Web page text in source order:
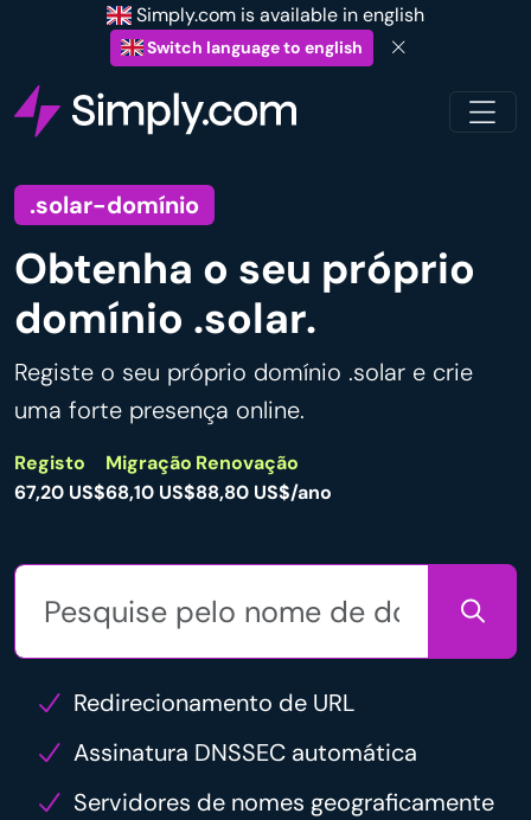
Simply.com is available in english
Switch language to english
.solar-domínio
Obtenha o seu próprio
domínio .solar.
Registe o seu próprio domínio .solar e crie
uma forte presença online.
Registo
67,20 US$
Migração
68,10 US$
Renovação
88,80 US$/ano
Redirecionamento de URL
Assinatura DNSSEC automática
Servidores de nomes geograficamente